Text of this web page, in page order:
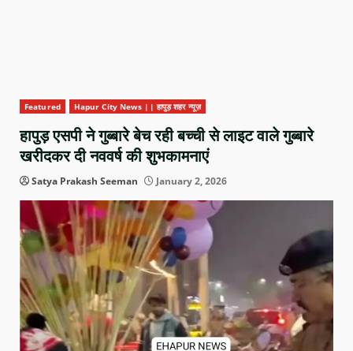
Featured Hapur City News || हापुड़ शहर न्यूज़
हापुड़ एसपी ने गुब्बारे बेच रही बच्ची से लाइट वाले गुब्बारे
खरीदकर दी नववर्ष की शुभकामनाएं
Satya Prakash Seeman January 2, 2026